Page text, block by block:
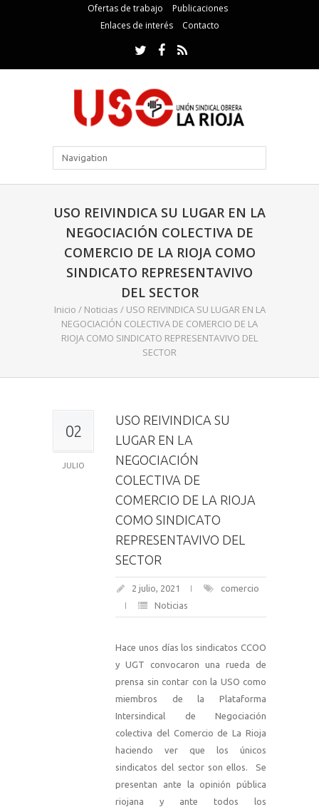
Ofertas de trabajo
Publicaciones
Enlaces de interés
Contacto
USO REIVINDICA SU LUGAR EN LA
NEGOCIACIÓN COLECTIVA DE
COMERCIO DE LA RIOJA COMO
SINDICATO REPRESENTAVIVO
DEL SECTOR
Inicio / Noticias / USO REIVINDICA SU LUGAR EN LA
NEGOCIACIÓN COLECTIVA DE COMERCIO DE LA
RIOJA COMO SINDICATO REPRESENTAVIVO DEL
SECTOR
02
JULIO
USO REIVINDICA SU
LUGAR EN LA
NEGOCIACIÓN
COLECTIVA DE
COMERCIO DE LA RIOJA
COMO SINDICATO
REPRESENTAVIVO DEL
SECTOR
2 julio, 2021
comercio
Noticias
Hace unos días los sindicatos CCOO
y UGT convocaron una rueda de
prensa sin contar con la USO como
miembros de la Plataforma
Intersindical de Negociación
colectiva del Comercio de La Rioja
haciendo ver que los únicos
sindicatos del sector son ellos. Se
presentan ante la opinión pública
riojana y ante todos los